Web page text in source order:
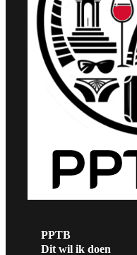
PPTB
Dit wil ik doen